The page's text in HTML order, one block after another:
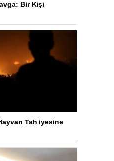
Bir Kişi
Tahliyesine